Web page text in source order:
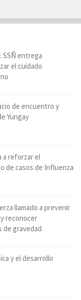
SSÑ entrega
el cuidado
de encuentro y
Yungay
a reforzar el
de casos de Influenza
llamado a prevenir
reconocer
gravedad
y el desarrollo